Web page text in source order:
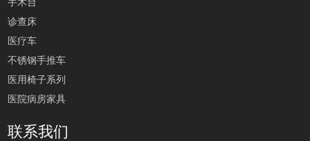
诊查床
医疗车
不锈钢手推车
医用椅子系列
医院病房家具
联系我们